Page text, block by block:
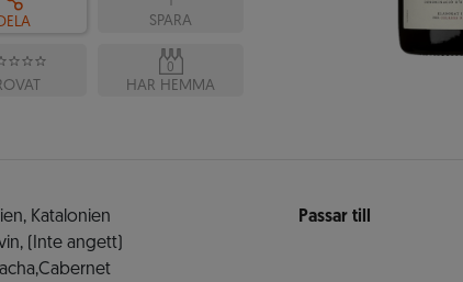
SPARA
0
HAR HEMMA
, Katalonien
,
(Inte angett)
Passar till